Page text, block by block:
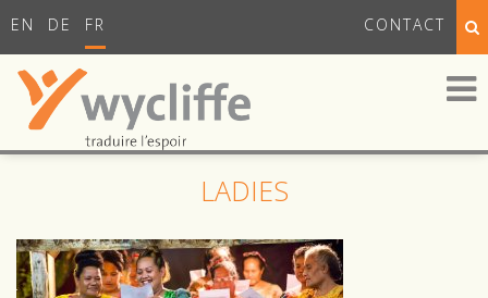
EN DE FR CONTACT
LADIES